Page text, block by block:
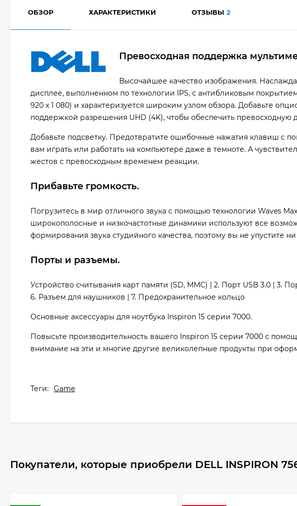
ОБЗОР ХАРАКТЕРИСТИКИ ОТЗЫВЫ 2
Превосходная поддержка
Высочайшее качество изображения.
дисплее, выполненном по технологии IPS, с антибликовым
920 x 1 080) и характеризуется широким узлом обзора. Добавьте
поддержкой разрешения UHD (4K), чтобы обеспечить превосходную
Добавьте подсветку. Предотвратите ошибочные нажатия клавиш с
вам играть или работать на компьютере даже в темноте. А
жестов с превосходным временем реакции.
Прибавьте громкость.
Погрузитесь в мир отличного звука с помощью технологии Waves
широкополосные и низкочастотные динамики используют все
формирования звука студийного качества, поэтому вы не упустите
Порты и разъемы.
Устройство считывания карт памяти (SD, MMC) | 2. Порт USB 3.0 | 3.
6. Разъем для наушников | 7. Предохранительное кольцо
Основные аксессуары для ноутбука Inspiron 15 серии 7000.
Повысьте производительность вашего Inspiron 15 серии 7000 с
внимание на эти и многие другие великолепные продукты при
Теги: Game
Покупатели, которые приобрели DELL INSPIRON